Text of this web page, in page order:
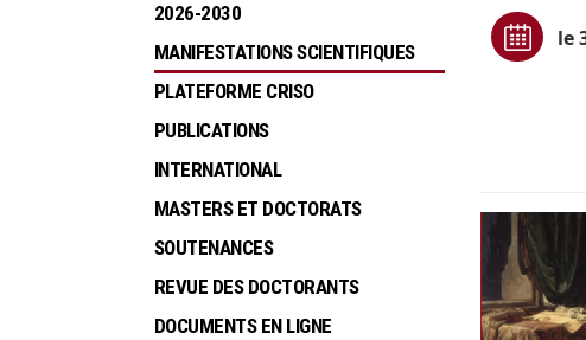
le
2026-2030
MANIFESTATIONS SCIENTIFIQUES
PLATEFORME CRISO
PUBLICATIONS
INTERNATIONAL
MASTERS ET DOCTORATS
SOUTENANCES
REVUE DES DOCTORANTS
DOCUMENTS EN LIGNE